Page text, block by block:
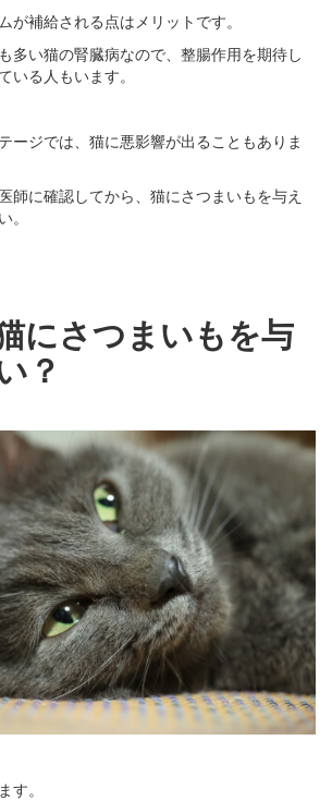
が補給される点はメリットです。
多い猫の腎臓病なので、整腸作用を期待し
いる人もいます。
ージでは、猫に悪影響が出ることもありま
師に確認してから、猫にさつまいもを与え
にさつまいもを与
？
す。